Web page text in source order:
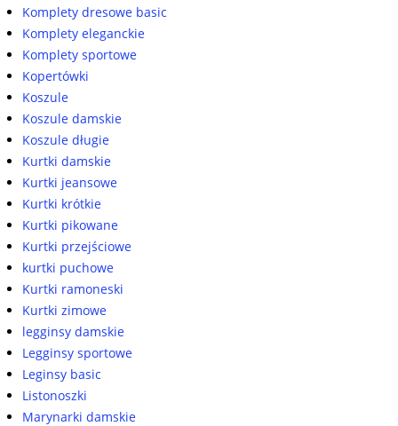
Komplety dresowe basic
Komplety eleganckie
Komplety sportowe
Kopertówki
Koszule
Koszule damskie
Koszule długie
Kurtki damskie
Kurtki jeansowe
Kurtki krótkie
Kurtki pikowane
Kurtki przejściowe
kurtki puchowe
Kurtki ramoneski
Kurtki zimowe
legginsy damskie
Legginsy sportowe
Leginsy basic
Listonoszki
Marynarki damskie